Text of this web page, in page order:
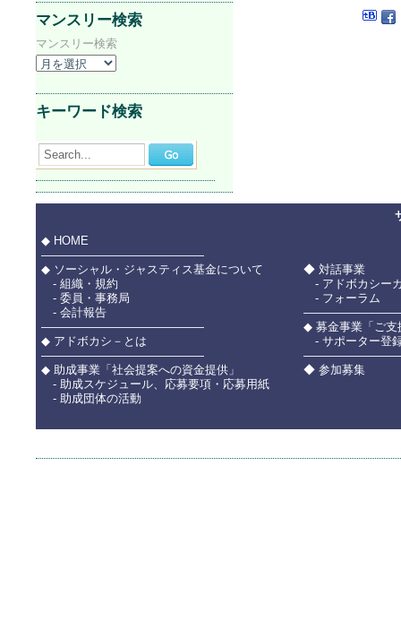
マンスリー検索
マンスリー検索
キーワード検索
Search...
◆ HOME
――――――――――――――
◆ ソーシャル・ジャスティス基金について
- 組織・規約
- 委員・事務局
- 会計報告
――――――――――――――
◆ アドボカシ－とは
――――――――――――――
◆ 助成事業「社会提案への資金提供」
- 助成スケジュール、応募要項・応募用紙
- 助成団体の活動
◆ 対話事業
- アドボカシー
- フォーラム
◆ 募金事業「ご支
- サポーター登
◆ 参加募集